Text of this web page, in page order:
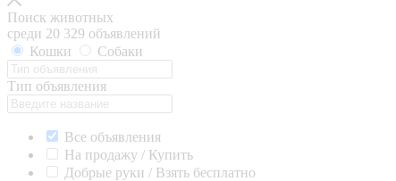
Поиск животных
среди 20 329 объявлений
Кошки
Собаки
Тип объявления
Все объявления
На продажу / Купить
Добрые руки / Взять бесплатно